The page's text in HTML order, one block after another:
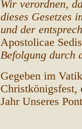
Wir verordnen,
dieses Gesetzes
und der
Apostolicae Sedis
Befolgung durch
Gegeben im
Christkönigsfest,
Jahr Unseres